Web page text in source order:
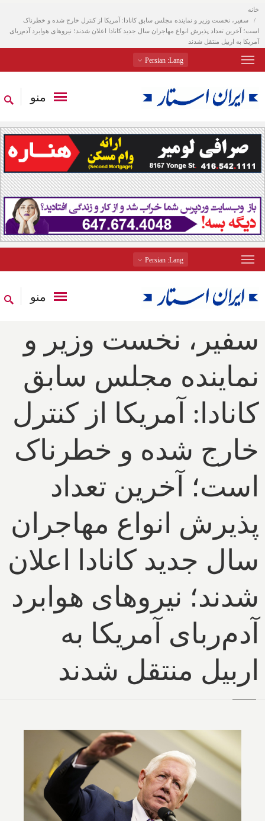
خانه
سفیر، نخست وزیر و نماینده مجلس سابق کانادا: آمریکا از کنترل خارج شده و خطرناک
است؛ آخرین تعداد پذیرش انواع مهاجران سال جدید کانادا اعلان شدند؛ نیروهای هوابرد آدم‌ربای
آمریکا به اربیل منتقل شدند
Lang
: Persian
منو
Lang
: Persian
منو
سفیر، نخست وزیر و
نماینده مجلس سابق
کانادا: آمریکا از کنترل
خارج شده و خطرناک
است؛ آخرین تعداد
پذیرش انواع مهاجران
سال جدید کانادا اعلان
شدند؛ نیروهای هوابرد
آدم‌ربای آمریکا به
اربیل منتقل شدند